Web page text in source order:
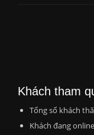
Khách tham
Tổng số khách
Khách đang